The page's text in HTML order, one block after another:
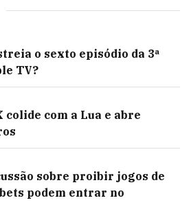
o sexto episódio da 3ª
TV?
colide com a Lua e abre
sobre proibir jogos de
podem entrar no